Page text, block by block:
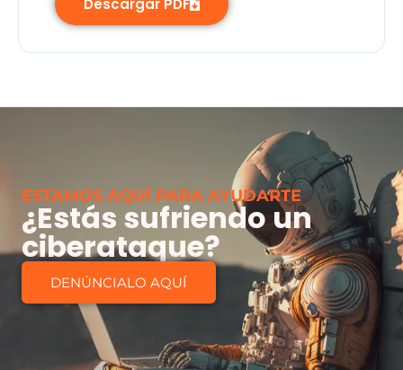
Descargar PDF
ESTAMOS AQUÍ PARA AYUDARTE
¿Estás sufriendo un
ciberataque?
DENÚNCIALO AQUÍ